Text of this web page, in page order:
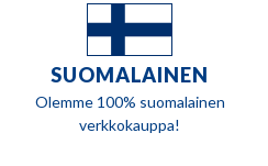
SUOMALAINEN
Olemme 100% suomalainen
verkkokauppa!